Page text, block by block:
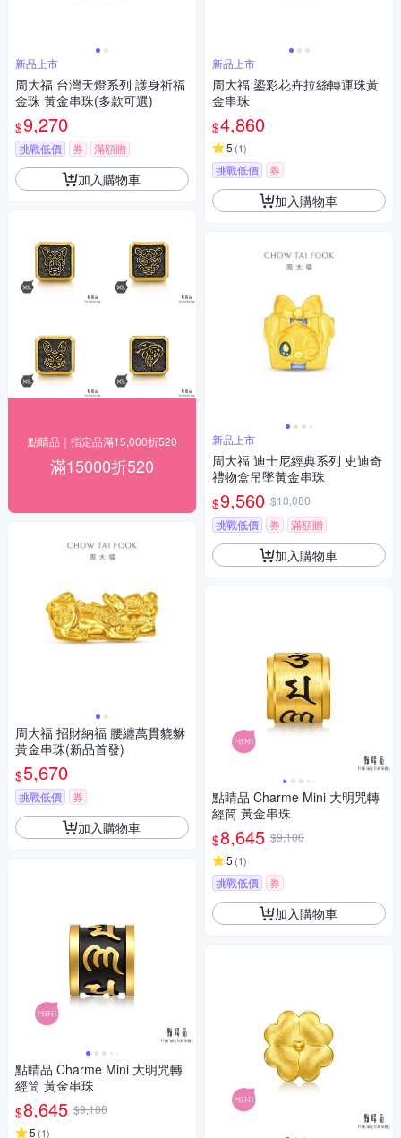
新品上市
周大福 台灣天燈系列 護身祈福
金珠 黃金串珠(多款可選)
$9,270
挑戰低價 券 滿額贈
加入購物車
點睛品｜指定品滿15,000折520
滿15000折520
周大福 招財納福 腰纏萬貫貔貅
黃金串珠(新品首發)
$5,670
挑戰低價 券
加入購物車
點睛品 Charme Mini 大明咒轉
經筒 黃金串珠
$8,645 $9,100
5 (1)
新品上市
周大福 鎏彩花卉拉絲轉運珠黃
金串珠
$4,860
5 (1)
挑戰低價 券
加入購物車
新品上市
周大福 迪士尼經典系列 史迪奇
禮物盒吊墜黃金串珠
$9,560 $10,080
挑戰低價
券 滿額贈
加入購物車
點睛品 Charme Mini 大明咒轉
經筒 黃金串珠
$8,645 $9,100
5 (1)
挑戰低價 券
加入購物車